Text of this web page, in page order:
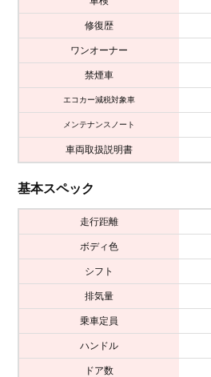
修復歴
ワンオーナー
禁煙車
エコカー減税対象車
メンテナンスノート
車両取扱説明書
基本スペック
走行距離
ボディ色
シフト
排気量
乗車定員
ハンドル
ドア数